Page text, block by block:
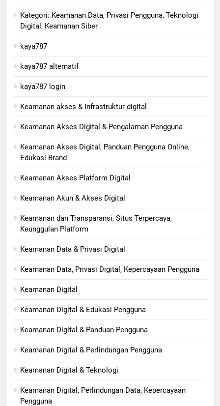
Kategori: Keamanan Data, Privasi Pengguna, Teknologi
Digital, Keamanan Siber
kaya787
kaya787 alternatif
kaya787 login
Keamanan akses & Infrastruktur digital
Keamanan Akses Digital & Pengalaman Pengguna
Keamanan Akses Digital, Panduan Pengguna Online,
Edukasi Brand
Keamanan Akses Platform Digital
Keamanan Akun & Akses Digital
Keamanan dan Transparansi, Situs Terpercaya,
Keunggulan Platform
Keamanan Data & Privasi Digital
Keamanan Data, Privasi Digital, Kepercayaan Pengguna
Keamanan Digital
Keamanan Digital & Edukasi Pengguna
Keamanan Digital & Panduan Pengguna
Keamanan Digital & Perlindungan Pengguna
Keamanan Digital & Teknologi
Keamanan Digital, Perlindungan Data, Kepercayaan
Pengguna